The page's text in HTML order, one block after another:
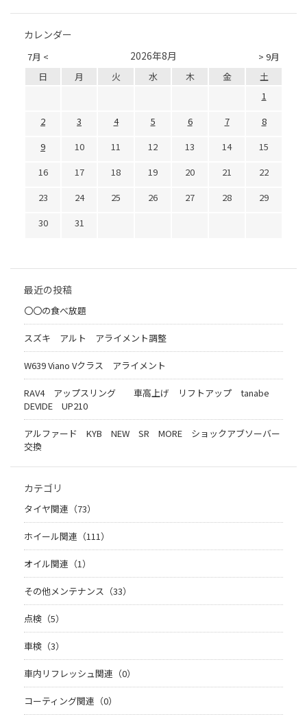
カレンダー
7月 < > 9月
2026年8月
日 月 火 水 木 金
土
1
2
3 4 5 6 7
8
9
10 11 12 13 14
15
16
17 18 19 20 21
22
23
24 25 26 27 28
29
30
31
最近の投稿
〇〇の食べ放題
スズキ アルト アライメント調整
W639 Viano Vクラス アライメント
RAV4 アップスリング 車高上げ リフトアップ tanabe
DEVIDE UP210
アルファード KYB NEW SR MORE ショックアブソーバー
交換
カテゴリ
タイヤ関連（73）
ホイール関連（111）
オイル関連（1）
その他メンテナンス（33）
点検（5）
車検（3）
車内リフレッシュ関連（0）
コーティング関連（0）